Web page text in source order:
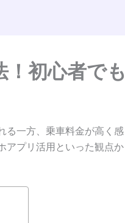
！初心者で
る一方、乗車料金が高く
アプリ活用といった観点